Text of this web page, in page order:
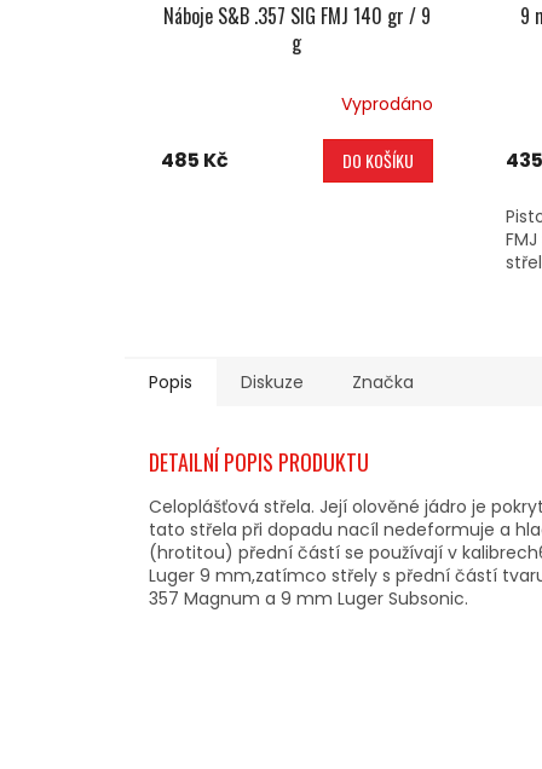
Náboje S&B .357 SIG FMJ 140 gr / 9
g
Vyprodáno
485 Kč DO KOŠÍKU
9
Popis Diskuze Značka
DETAILNÍ POPIS PRODUKTU
Celoplášťová střela. Její olověné jádro je
tato střela při dopadu nacíl nedeformuje a
(hrotitou) přední částí se používají v
Luger 9 mm,zatímco střely s přední částí
357 Magnum a 9 mm Luger Subsonic.